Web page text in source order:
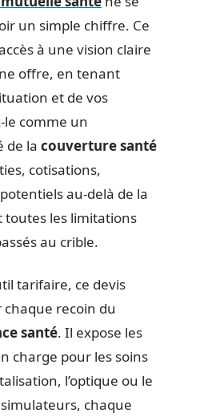
un simple chiffre. Ce
à une vision claire
offre, en tenant
et de vos
le comme un
de la couverture santé
cotisations,
au-delà de la
toutes les limitations
au crible.
tarifaire, ce devis
chaque recoin du
santé. Il expose les
charge pour les soins
l’optique ou le
chaque